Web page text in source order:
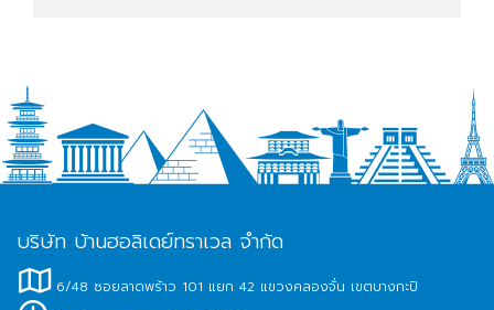
บริษัท บ้านฮอลิเดย์ทราเวล จำกัด
6/48 ซอยลาดพร้าว 101 แยก 42 แขวงคลองจั่น เขตบางกะปิ